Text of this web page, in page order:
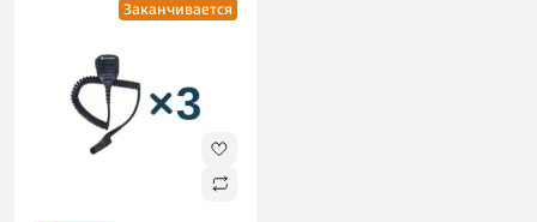
Заканчивается